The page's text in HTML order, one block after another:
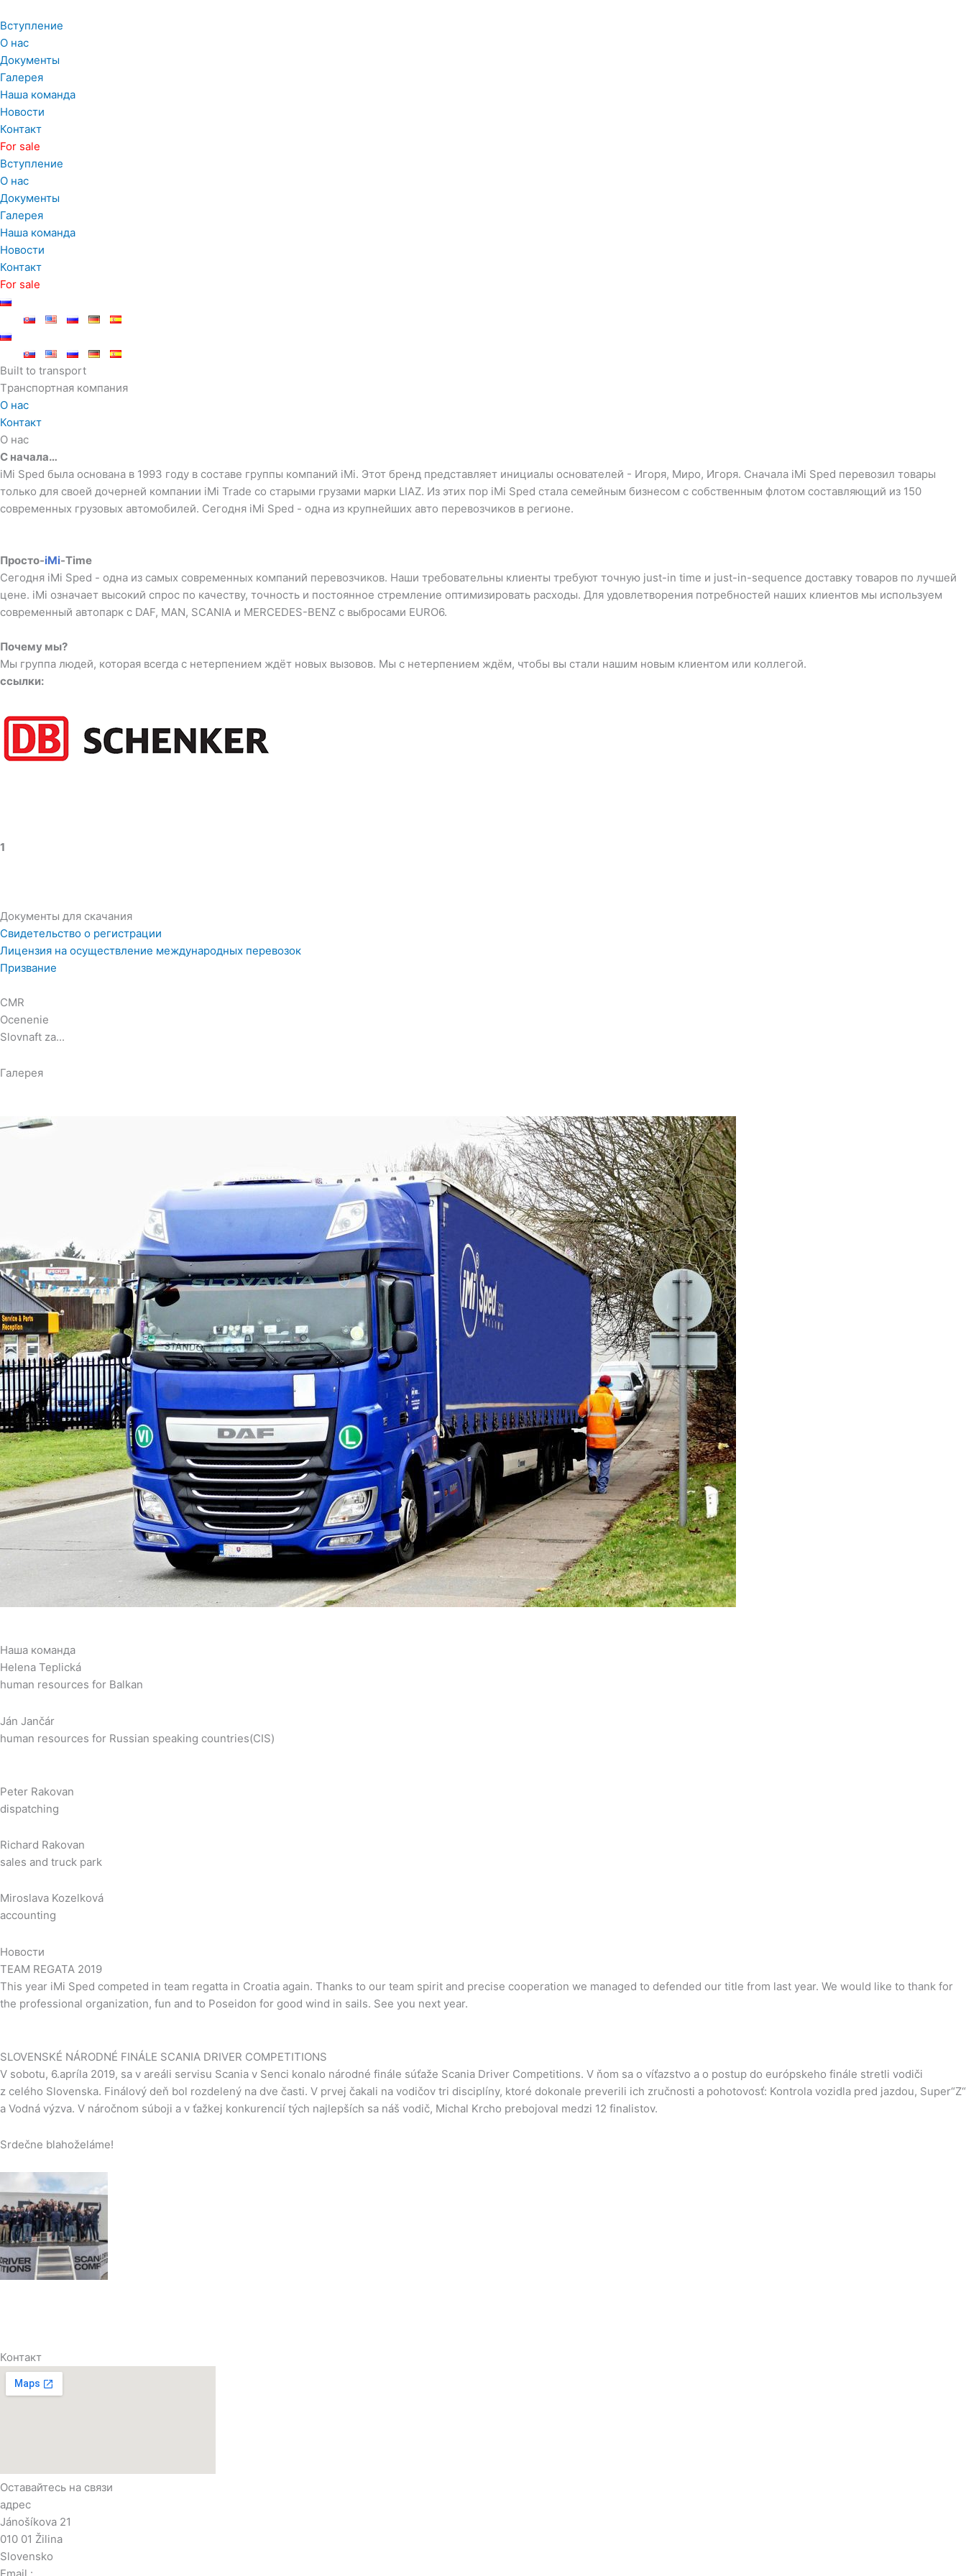
к
содержимому
Вступление
О нас
Документы
Галерея
Наша команда
Новости
Контакт
For sale
Вступление
О нас
Документы
Галерея
Наша команда
Новости
Контакт
For sale
Built to transport
Tранспортная компания
О нас
Контакт
О нас
С начала…
iMi Sped была основана в 1993 году в составе группы компаний iMi. Этот бренд представляет инициалы основателей - Игоря, Миро, Игоря. Сначала iMi Sped перевозил товары
только для своей дочерней компании iMi Trade со старыми грузами марки LIAZ. Из этих пор iMi Sped стала семейным бизнесом с собственным флотом составляющий из 150
современных грузовых автомобилей. Сегодня iMi Sped - одна из крупнейших авто перевозчиков в регионе.
Просто-iMi-Time
Сегодня iMi Sped - одна из самых современных компаний перевозчиков. Наши требовательны клиенты требуют точную just-in time и just-in-sequence доставку товаров по лучшей
цене. iMi означает высокий спрос по качеству, точность и постоянное стремление оптимизировать расходы. Для удовлетворения потребностей наших клиентов мы используем
современный автопарк с DAF, MAN, SCANIA и MERCEDES-BENZ с выбросами EURO6.
Почему мы?
Мы группа людей, которая всегда с нетерпением ждёт новых вызовов. Мы с нетерпением ждём, чтобы вы стали нашим новым клиентом или коллегой.
ссылки:
1
Документы для скачания
Свидетельство о регистрации
Лицензия на осуществление международных перевозок
Призвание
CMR
Ocenenie
Slovnaft za...
Галерея
Наша команда
Helena Teplická
human resources for Balkan
Ján Jančár
human resources for Russian speaking countries(CIS)
Peter Rakovan
dispatching
Richard Rakovan
sales and truck park
Miroslava Kozelková
accounting
Новости
TEAM REGATA 2019
This year iMi Sped competed in team regatta in Croatia again. Thanks to our team spirit and precise cooperation we managed to defended our title from last year. We would like to thank for
the professional organization, fun and to Poseidon for good wind in sails. See you next year.
SLOVENSKÉ NÁRODNÉ FINÁLE SCANIA DRIVER COMPETITIONS
V sobotu, 6.apríla 2019, sa v areáli servisu Scania v Senci konalo národné finále súťaže Scania Driver Competitions. V ňom sa o víťazstvo a o postup do európskeho finále stretli vodiči
z celého Slovenska. Finálový deň bol rozdelený na dve časti. V prvej čakali na vodičov tri disciplíny, ktoré dokonale preverili ich zručnosti a pohotovosť: Kontrola vozidla pred jazdou, Super“Z“
a Vodná výzva. V náročnom súboji a v ťažkej konkurencií tých najlepších sa náš vodič, Michal Krcho prebojoval medzi 12 finalistov.
Srdečne blahoželáme!
Контакт
Оставайтесь на связи
адрес
Jánošíkova 21
010 01 Žilina
Slovensko